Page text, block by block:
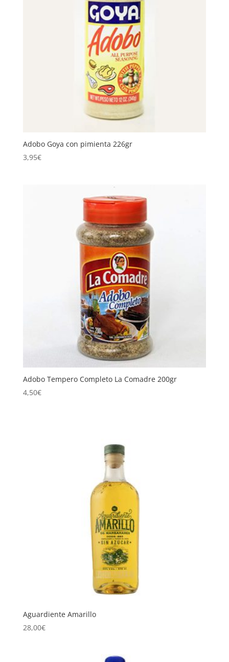
Adobo Goya con pimienta 226gr
3,95€
Adobo Tempero Completo La Comadre 200gr
4,50€
Aguardiente Amarillo
28,00€